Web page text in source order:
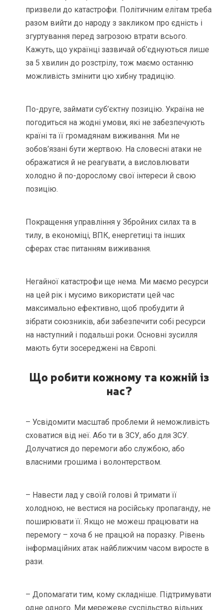
призвели до катастрофи. Політичним елітам треба
разом вийти до народу з закликом про єдність і
згуртування перед загрозою втрати всього.
Кажуть, що українці зазвичай об’єднуються лише
за 5 хвилин до розстрілу, тож маємо останню
можливість змінити цю хибну традицію.
По-друге, займати суб’єктну позицію. Україна не
погодиться на жодні умови, які не забезпечують
країні та її громадянам виживання. Ми не
зобов’язані бути жертвою. На словесні атаки не
ображатися й не реагувати, а висловлювати
холодно й по-дорослому свої інтереси й свою
позицію.
Покращення управління у Збройних силах та в
тилу, в економіці, ВПК, енергетиці та інших
сферах стає питанням виживання.
Негайної катастрофи ще нема. Ми маємо ресурси
на цей рік і мусимо використати цей час
максимально ефективно, щоб пробудити й
зібрати союзників, аби забезпечити собі ресурси
на наступний і подальші роки. Основні зусилля
мають бути зосереджені на Європі.
Що робити кожному та кожній із
нас?
– Усвідомити масштаб проблеми й неможливість
сховатися від неї. Або ти в ЗСУ, або для ЗСУ.
Долучатися до перемоги або службою, або
власними грошима і волонтерством.
– Навести лад у своїй голові й тримати її
холодною, не вестися на російську пропаганду, не
поширювати її. Якщо не можеш працювати на
перемогу – хоча б не працюй на поразку. Рівень
інформаційних атак найближчим часом виросте в
рази.
– Допомагати тим, кому складніше. Підтримувати
одне одного. Ми мережеве суспільство вільних